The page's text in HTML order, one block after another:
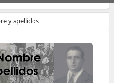
y apellidos